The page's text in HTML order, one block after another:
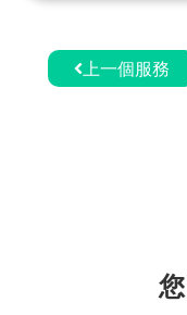
上一個服務